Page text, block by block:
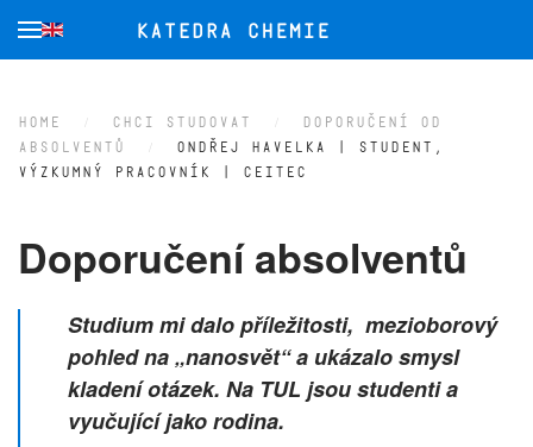
Přejít na hlavní obsah
HOME CHCI STUDOVAT
DOPORUČENÍ OD
ABSOLVENTŮ
ONDŘEJ HAVELKA | STUDENT,
VÝZKUMNÝ PRACOVNÍK | CEITEC
Doporučení absolventů
Studium mi dalo příležitosti, mezioborový
pohled na „nanosvět“ a ukázalo smysl
kladení otázek. Na TUL jsou studenti a
vyučující jako rodina.